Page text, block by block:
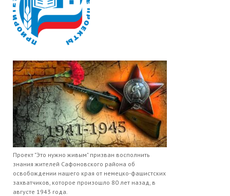
Проект "Это нужно живым" призван восполнить
знания жителей Сафоновского района об
освобождении нашего края от немецко-фашистских
захватчиков, которое произошло 80 лет назад, в
августе 1943 года.